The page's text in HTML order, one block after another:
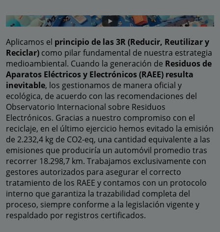
Aplicamos el principio de las 3R (Reducir, Reutilizar y
Reciclar) como pilar fundamental de nuestra estrategia
medioambiental. Cuando la generación de Residuos de
Aparatos Eléctricos y Electrónicos (RAEE) resulta
inevitable, los gestionamos de manera oficial y
ecológica, de acuerdo con las recomendaciones del
Observatorio Internacional sobre Residuos
Electrónicos. Gracias a nuestro compromiso con el
reciclaje, en el último ejercicio hemos evitado la emisión
de 2.232,4 kg de CO2-eq, una cantidad equivalente a las
emisiones que produciría un automóvil promedio tras
recorrer 18.298,7 km. Trabajamos exclusivamente con
gestores autorizados para asegurar el correcto
tratamiento de los RAEE y contamos con un protocolo
interno que garantiza la trazabilidad completa del
proceso, siempre conforme a la legislación vigente y
respaldado por registros certificados.